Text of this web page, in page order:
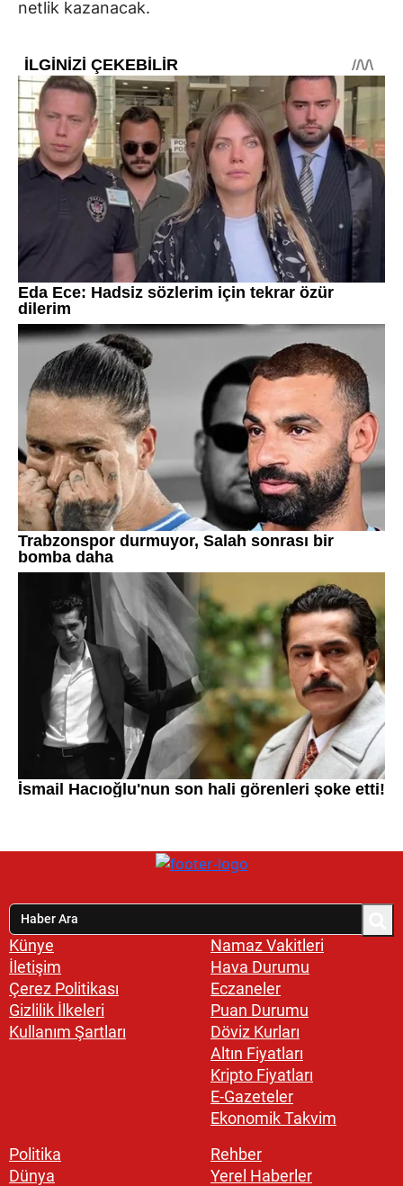
netlik kazanacak.
Künye
İletişim
Çerez Politikası
Gizlilik İlkeleri
Kullanım Şartları
Namaz Vakitleri
Hava Durumu
Eczaneler
Puan Durumu
Döviz Kurları
Altın Fiyatları
Kripto Fiyatları
E-Gazeteler
Ekonomik Takvim
Politika
Dünya
Rehber
Yerel Haberler